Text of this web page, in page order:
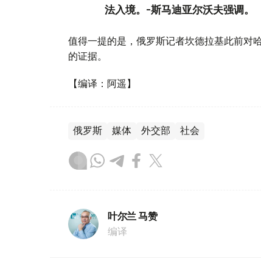
法入境。-斯马迪亚尔沃夫强调。
值得一提的是，俄罗斯记者坎德拉基此前对
的证据。
【编译：阿遥】
俄罗斯 媒体 外交部 社会
叶尔兰 马赞
编译